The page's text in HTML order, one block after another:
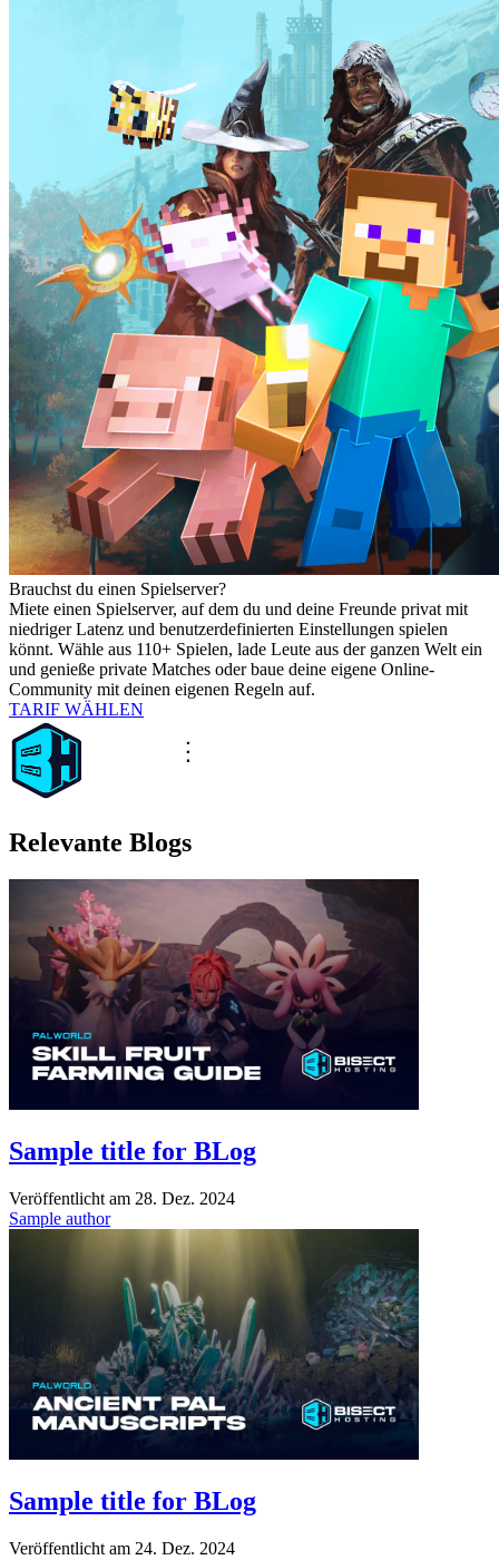
Brauchst du einen Spielserver?
Miete einen Spielserver, auf dem du und deine Freunde privat mit
niedriger Latenz und benutzerdefinierten Einstellungen spielen
könnt. Wähle aus 110+ Spielen, lade Leute aus der ganzen Welt ein
und genieße private Matches oder baue deine eigene Online-
Community mit deinen eigenen Regeln auf.
TARIF WÄHLEN
Relevante Blogs
Sample title for BLog
Veröffentlicht am 28. Dez. 2024
Sample author
Sample title for BLog
Veröffentlicht am 24. Dez. 2024